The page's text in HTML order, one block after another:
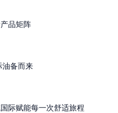
品矩阵
油备而来
际赋能每一次舒适旅程